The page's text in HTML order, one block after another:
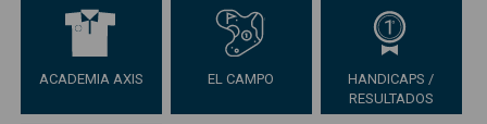
ACADEMIA AXIS EL CAMPO
HANDICAPS /
RESULTADOS